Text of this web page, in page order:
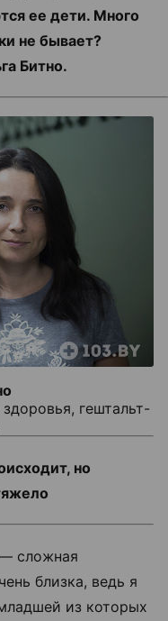
ее дети. Много
не бывает?
Битно.
гештальт-
но
сложная
близка, ведь я
из которых